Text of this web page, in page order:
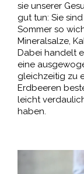
sie unserer
gut tun: Sie
Sommer so
Mineralsalze,
Dabei handelt
eine
gleichzeitig zu
Erdbeeren
leicht
haben.